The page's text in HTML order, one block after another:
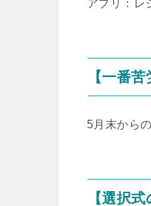
アプリ：レ
【一番
5月末から
【選択